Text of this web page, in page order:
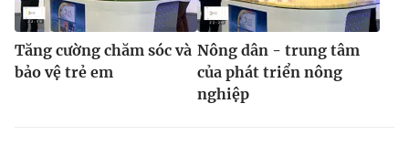
Tăng cường chăm sóc và
bảo vệ trẻ em
Nông dân - trung tâm
của phát triển nông
nghiệp